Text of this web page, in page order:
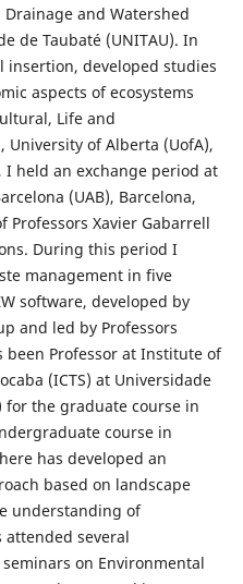
and Watershed
de Taubaté (UNITAU). In
developed studies
aspects of ecosystems
Life and
University of Alberta (UofA),
I held an exchange period at
(UAB), Barcelona,
Xavier Gabarrell
During this period I
management in five
software, developed by
and led by Professors
been Professor at Institute of
(ICTS) at Universidade
for the graduate course in
course in
has developed an
based on landscape
understanding of
attended several
on Environmental